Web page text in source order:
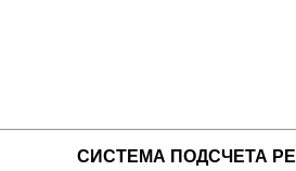
СИСТЕМА ПОДСЧЕТА